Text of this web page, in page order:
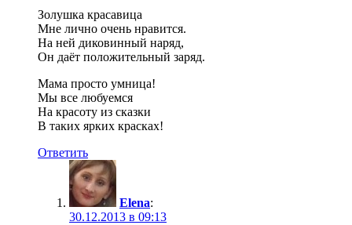
Золушка красавица
Мне лично очень нравится.
На ней диковинный наряд,
Он даёт положительный заряд.
Мама просто умница!
Мы все любуемся
На красоту из сказки
В таких ярких красках!
Ответить
Elena:
30.12.2013 в 09:13